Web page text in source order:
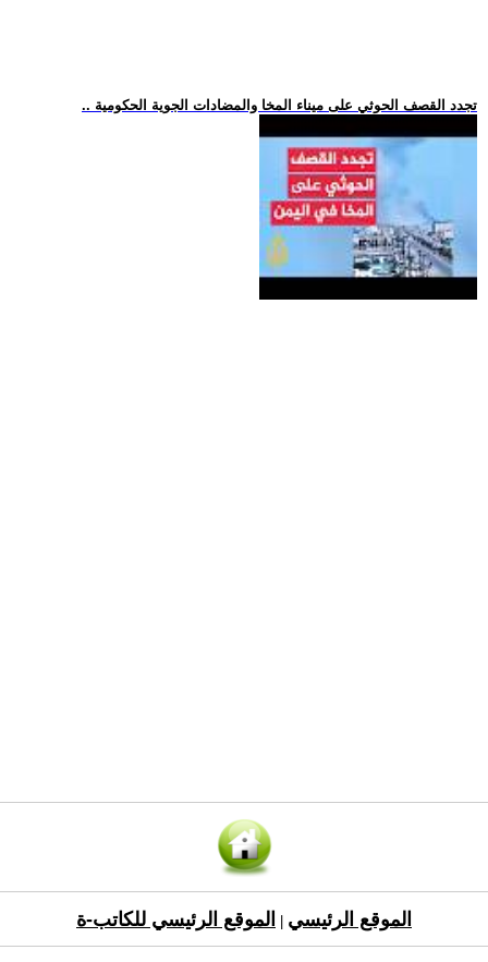
.. تجدد القصف الحوثي على ميناء المخا والمضادات الجوية الحكومية
الموقع الرئيسي الموقع الرئيسي للكاتب-ة